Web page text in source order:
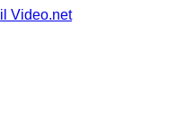
Video.net